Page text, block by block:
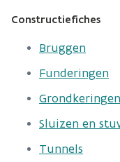
Constructiefiches
Bruggen
Funderingen
Sluizen en
Tunnels